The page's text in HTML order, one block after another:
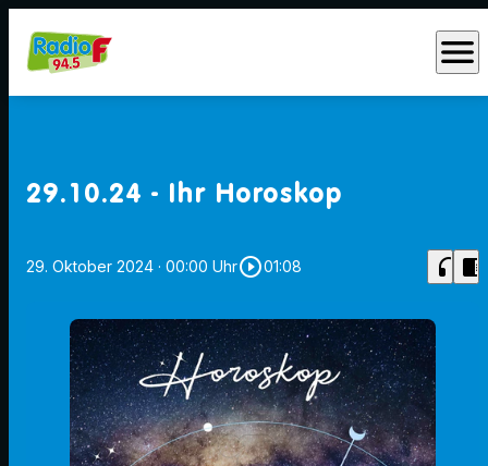
menu
29.10.24 - Ihr Horoskop
29. Oktober 2024 · 00:00 Uhrplay_circle_outline01:08 headphones chrome_reader_mode